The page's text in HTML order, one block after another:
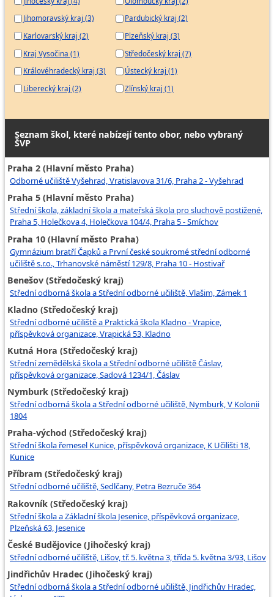
Jihomoravský kraj (3)
Karlovarský kraj (2)
Kraj Vysočina (1)
Královéhradecký kraj (3)
Liberecký kraj (2)
Pardubický kraj (2)
Plzeňský kraj (3)
Středočeský kraj (7)
Ústecký kraj (1)
Zlínský kraj (1)
Seznam škol, které nabízejí tento obor, nebo vybraný
ŠVP
Praha 2 (Hlavní město Praha)
Odborné učiliště Vyšehrad, Vratislavova 31/6, Praha 2 - Vyšehrad
Praha 5 (Hlavní město Praha)
Střední škola, základní škola a mateřská škola pro sluchově postižené,
Praha 5, Holečkova 4, Holečkova 104/4, Praha 5 - Smíchov
Praha 10 (Hlavní město Praha)
Gymnázium bratří Čapků a První české soukromé střední odborné
učiliště s.r.o., Trhanovské náměstí 129/8, Praha 10 - Hostivař
Benešov (Středočeský kraj)
Střední odborná škola a Střední odborné učiliště, Vlašim, Zámek 1
Kladno (Středočeský kraj)
Střední odborné učiliště a Praktická škola Kladno - Vrapice,
příspěvková organizace, Vrapická 53, Kladno
Kutná Hora (Středočeský kraj)
Střední zemědělská škola a Střední odborné učiliště Čáslav,
příspěvková organizace, Sadová 1234/1, Čáslav
Nymburk (Středočeský kraj)
Střední odborná škola a Střední odborné učiliště, Nymburk, V Kolonii
1804
Praha-východ (Středočeský kraj)
Střední škola řemesel Kunice, příspěvková organizace, K Učilišti 18,
Kunice
Příbram (Středočeský kraj)
Střední odborné učiliště, Sedlčany, Petra Bezruče 364
Rakovník (Středočeský kraj)
Střední škola a Základní škola Jesenice, příspěvková organizace,
Plzeňská 63, Jesenice
České Budějovice (Jihočeský kraj)
Střední odborné učiliště, Lišov, tř. 5. května 3, třída 5. května 3/93, Lišov
Jindřichův Hradec (Jihočeský kraj)
Střední odborná škola a Střední odborné učiliště, Jindřichův Hradec,